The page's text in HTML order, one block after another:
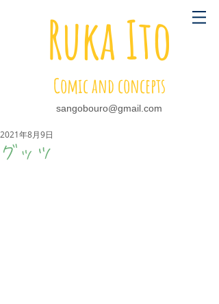
Ruka Ito
Comic and concepts
sangobouro@gmail.com
グッツ
2021年8月9日